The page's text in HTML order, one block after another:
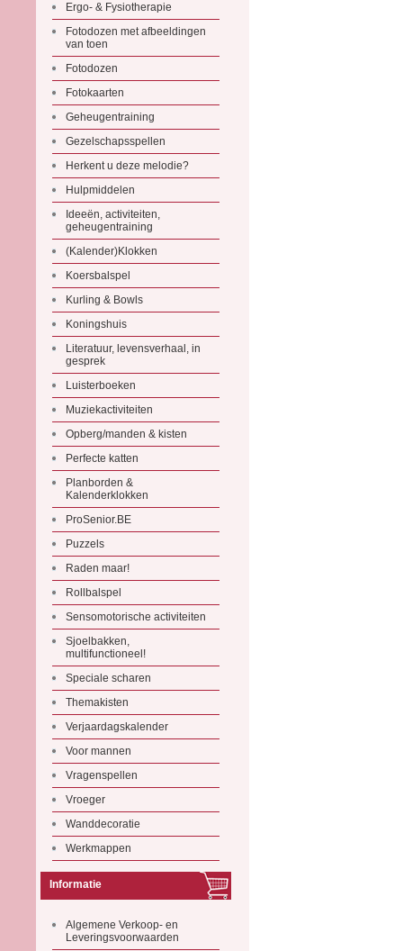
Ergo- & Fysiotherapie
Fotodozen met afbeeldingen
van toen
Fotodozen
Fotokaarten
Geheugentraining
Gezelschapsspellen
Herkent u deze melodie?
Hulpmiddelen
Ideeën, activiteiten,
geheugentraining
(Kalender)Klokken
Koersbalspel
Kurling & Bowls
Koningshuis
Literatuur, levensverhaal, in
gesprek
Luisterboeken
Muziekactiviteiten
Opberg/manden & kisten
Perfecte katten
Planborden &
Kalenderklokken
ProSenior.BE
Puzzels
Raden maar!
Rollbalspel
Sensomotorische activiteiten
Sjoelbakken,
multifunctioneel!
Speciale scharen
Themakisten
Verjaardagskalender
Voor mannen
Vragenspellen
Vroeger
Wanddecoratie
Werkmappen
Informatie
Algemene Verkoop- en
Leveringsvoorwaarden